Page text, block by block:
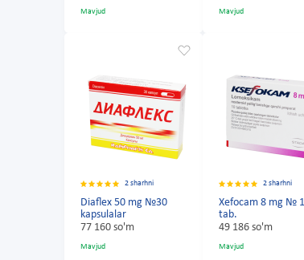
Mavjud Mavjud
2 sharhni
Diaflex 50 mg №30
kapsulalar
77 160 so'm
Mavjud
2 sharhni
Xefocam 8 mg №
tab.
49 186 so'm
Mavjud